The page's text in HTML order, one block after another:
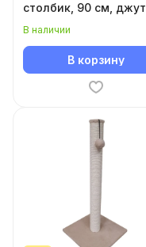
столбик, 90 см, джут
В наличии
В корзину